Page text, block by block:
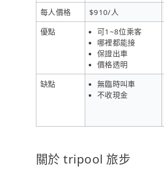
每人價格
$910/人
優點
可1~8位乘客
哪裡都能接
保證出車
價格透明
缺點
無臨時叫車
不收現金
關於 tripool 旅步